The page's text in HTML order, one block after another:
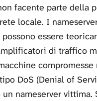
facente parte della
locale. I
essere
di traffico
compromesse
DoS (Denial of
nameserver vittima.